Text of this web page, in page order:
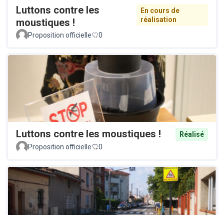
Luttons contre les
moustiques !
En cours de
réalisation
Proposition officielle
0
Luttons contre les moustiques !
Réalisé
Proposition officielle
0